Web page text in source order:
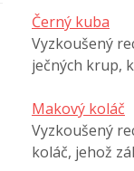
Černý kuba
Vyzkoušený
ječných krup,
Makový koláč
Vyzkoušený
koláč, jehož